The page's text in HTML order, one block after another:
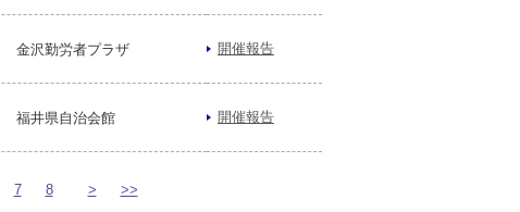
金沢勤労者プラザ 開催報告
福井県自治会館 開催報告
7 8 > >>